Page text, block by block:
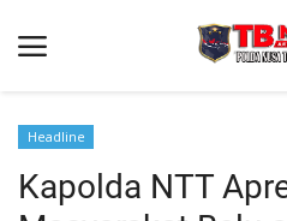
Beranda
Headline
Kapolda NTT